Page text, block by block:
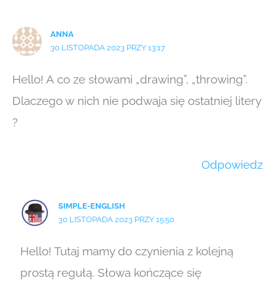
ANNA
30 LISTOPADA 2023 PRZY 13:17
Hello! A co ze słowami „drawing”, „throwing”.
Dlaczego w nich nie podwaja się ostatniej litery
?
Odpowiedz
SIMPLE-ENGLISH
30 LISTOPADA 2023 PRZY 15:50
Hello! Tutaj mamy do czynienia z kolejną
prostą regułą. Słowa kończące się